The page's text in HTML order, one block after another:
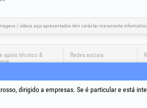
/ vídeos aqui apresentados têm carácter meramente
apoio técnico &
Redes sociais
dirigido a empresas. Se é particular e está